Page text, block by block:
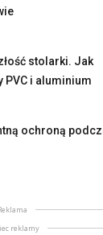
stolarki. Jak
PVC i aluminium
ochroną
reklamy